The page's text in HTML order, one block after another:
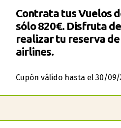
Contrata tus Vuelos
sólo 820€. Disfruta
realizar tu reserva
airlines.
Cupón válido hasta el 30/09/